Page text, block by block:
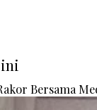
Bersama